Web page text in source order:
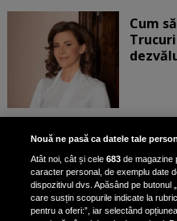
Cum
de
Nouă ne pasă ca datele tale
Atât noi, cât și cele683 de magazine
caracter personal, de exemplu date
dispozitivul dvs. Apăsând pe butonul
care susțin scopurile indicate la
pentru a oferi:”, iar selectând